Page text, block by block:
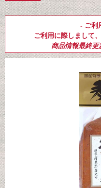
- ご利
ご利用に際しまして、
商品情報最終更